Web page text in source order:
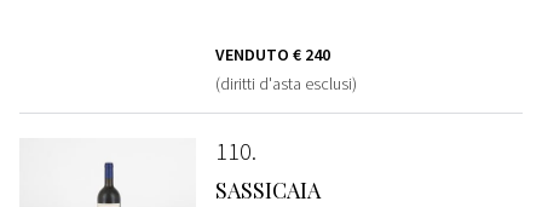
VENDUTO € 240
(diritti d'asta esclusi)
110
SASSICAIA